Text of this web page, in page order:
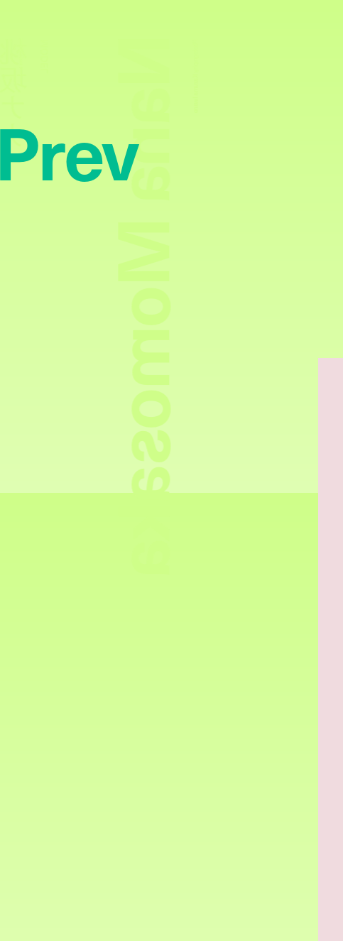
Nana Momosaka